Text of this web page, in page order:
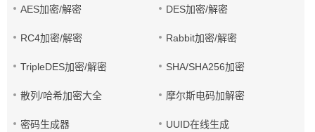
AES加密/解密 DES加密/解密
RC4加密/解密 Rabbit加密/解密
TripleDES加密/解密 SHA/SHA256加密
散列/哈希加密大全 摩尔斯电码加解密
密码生成器 UUID在线生成